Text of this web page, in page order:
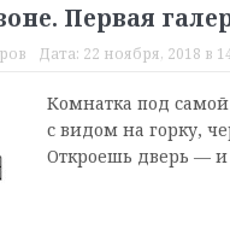
Первая
Дата: 22 ноября, 2018 в
Комнатка под
с видом на горку,
Откроешь дверь —